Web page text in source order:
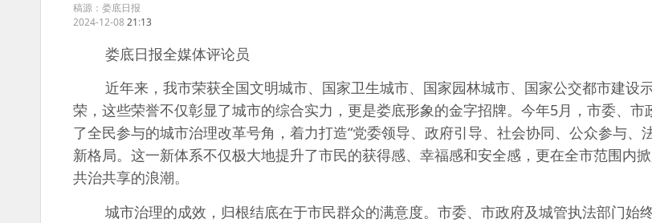
稿源：娄底日报
2024-12-08 21:13
娄底日报全媒体评论员
近年来，我市荣获全国文明城市、国家卫生城市、国家园林城市、国家公交都市建设
荣，这些荣誉不仅彰显了城市的综合实力，更是娄底形象的金字招牌。今年5月，市委、市
了全民参与的城市治理改革号角，着力打造“党委领导、政府引导、社会协同、公众参与、
新格局。这一新体系不仅极大地提升了市民的获得感、幸福感和安全感，更在全市范围内
共治共享的浪潮。
城市治理的成效，归根结底在于市民群众的满意度。市委、市政府及城管执法部门始